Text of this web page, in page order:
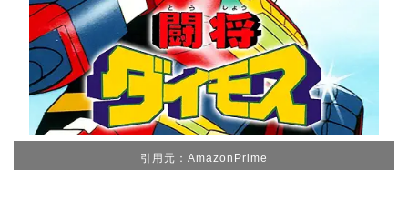
引用元：AmazonPrime